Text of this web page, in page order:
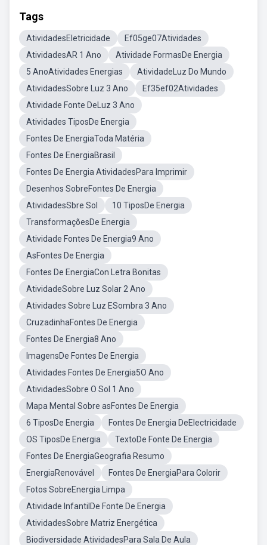
Tags
AtividadesEletricidade
Ef05ge07Atividades
AtividadesAR 1 Ano
Atividade FormasDe Energia
5 AnoAtividades Energias
AtividadeLuz Do Mundo
AtividadesSobre Luz 3 Ano
Ef35ef02Atividades
Atividade Fonte DeLuz 3 Ano
Atividades TiposDe Energia
Fontes De EnergiaToda Matéria
Fontes De EnergiaBrasil
Fontes De Energia AtividadesPara Imprimir
Desenhos SobreFontes De Energia
AtividadesSbre Sol
10 TiposDe Energia
TransformaçõesDe Energia
Atividade Fontes De Energia9 Ano
AsFontes De Energia
Fontes De EnergiaCon Letra Bonitas
AtividadeSobre Luz Solar 2 Ano
Atividades Sobre Luz ESombra 3 Ano
CruzadinhaFontes De Energia
Fontes De Energia8 Ano
ImagensDe Fontes De Energia
Atividades Fontes De Energia5O Ano
AtividadesSobre O Sol 1 Ano
Mapa Mental Sobre asFontes De Energia
6 TiposDe Energia
Fontes De Energia DeElectricidade
OS TiposDe Energia
TextoDe Fonte De Energia
Fontes De EnergiaGeografia Resumo
EnergiaRenovável
Fontes De EnergiaPara Colorir
Fotos SobreEnergia Limpa
Atividade InfantilDe Fonte De Energia
AtividadesSobre Matriz Energética
Biodiversidade AtividadesPara Sala De Aula